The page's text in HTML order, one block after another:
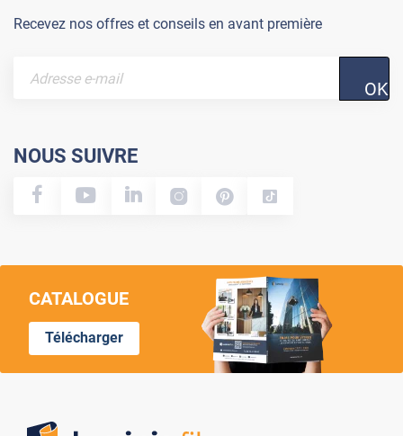
Recevez nos offres et conseils en avant première
OK
NOUS SUIVRE
CATALOGUE
Télécharger